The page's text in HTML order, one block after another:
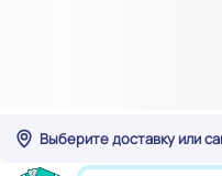
Выберите доставку или